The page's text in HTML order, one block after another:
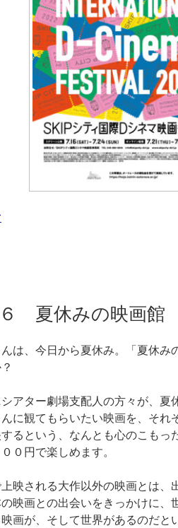
６ 夏休みの映画館
は、今日から夏休み。「夏休み
アター劇場支配人の方々が、夏
に観てもらいたい映画を、それ
るという、なんとも心のこもっ
０円で楽しめます。
映される大作以外の映画とは、
映画との出会いをきっかけに、
画が、そして世界があるのだと